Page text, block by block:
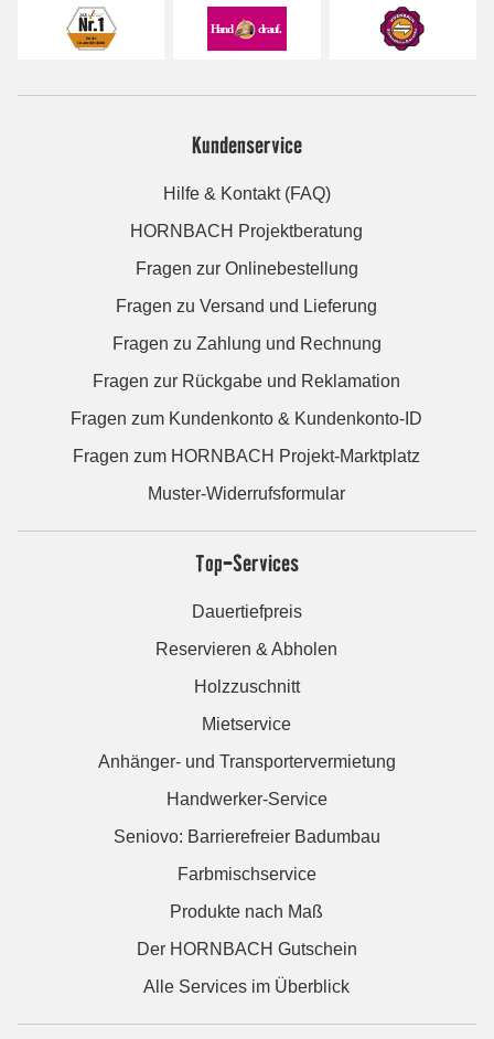
Kundenservice
Hilfe & Kontakt (FAQ)
HORNBACH Projektberatung
Fragen zur Onlinebestellung
Fragen zu Versand und Lieferung
Fragen zu Zahlung und Rechnung
Fragen zur Rückgabe und Reklamation
Fragen zum Kundenkonto & Kundenkonto-ID
Fragen zum HORNBACH Projekt-Marktplatz
Muster-Widerrufsformular
Top-Services
Dauertiefpreis
Reservieren & Abholen
Holzzuschnitt
Mietservice
Anhänger- und Transportervermietung
Handwerker-Service
Seniovo: Barrierefreier Badumbau
Farbmischservice
Produkte nach Maß
Der HORNBACH Gutschein
Alle Services im Überblick